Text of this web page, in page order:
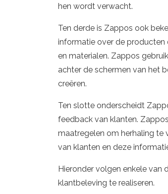
hen wordt verwacht.
Ten derde is Zappos ook
informatie over de producten
en materialen. Zappos
achter de schermen van het
creëren.
Ten slotte onderscheidt
feedback van klanten.
maatregelen om herhaling te
van klanten en deze
Hieronder volgen enkele van
klantbeleving te realiseren.